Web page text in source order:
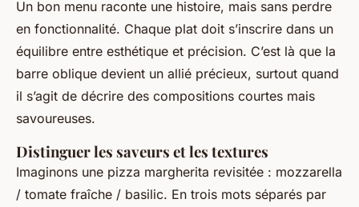
Un bon menu raconte une histoire, mais sans perdre
en fonctionnalité. Chaque plat doit s’inscrire dans un
équilibre entre esthétique et précision. C’est là que la
barre oblique devient un allié précieux, surtout quand
il s’agit de décrire des compositions courtes mais
savoureuses.
Distinguer les saveurs et les textures
Imaginons une pizza margherita revisitée : mozzarella
/ tomate fraîche / basilic. En trois mots séparés par